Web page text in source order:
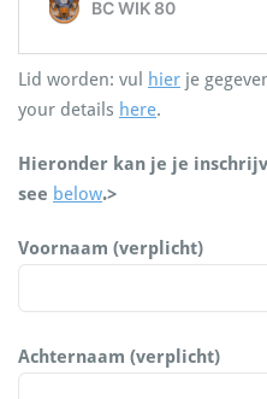
Lid worden: vul hier je
your details here.
Hieronder kan je je
see below.>
Voornaam (verplicht)
Achternaam (verplicht)